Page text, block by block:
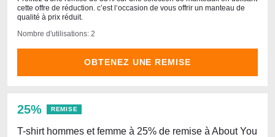
cette offre de réduction. c’est l‘occasion de vous offrir un manteau de
qualité à prix réduit.
Nombre d'utilisations: 2
OBTENEZ UNE REMISE
25% REMISE
T-shirt hommes et femme à 25% de remise à About You